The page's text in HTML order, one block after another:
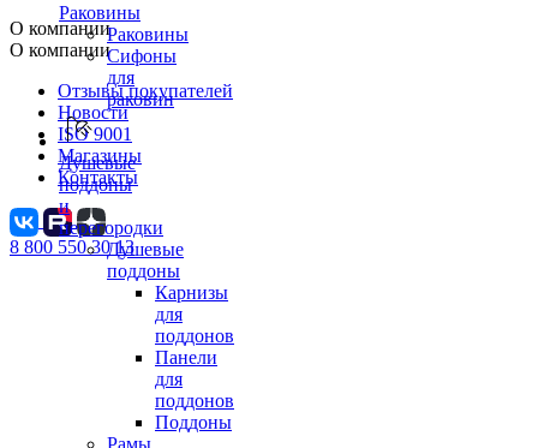
Раковины
Раковины
Сифоны
для
раковин
Душевые
поддоны
и
перегородки
Душевые
поддоны
Карнизы
для
поддонов
Панели
для
поддонов
Поддоны
О компании
О компании
Отзывы покупателей
Новости
ISO 9001
Магазины
Контакты
8 800 550 30 13